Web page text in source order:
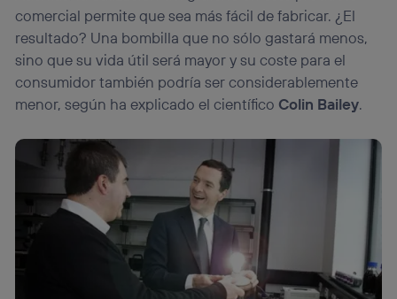
comercial permite que sea más fácil de fabricar. ¿El
resultado? Una bombilla que no sólo gastará menos,
sino que su vida útil será mayor y su coste para el
consumidor también podría ser considerablemente
menor, según ha explicado el científico Colin Bailey.